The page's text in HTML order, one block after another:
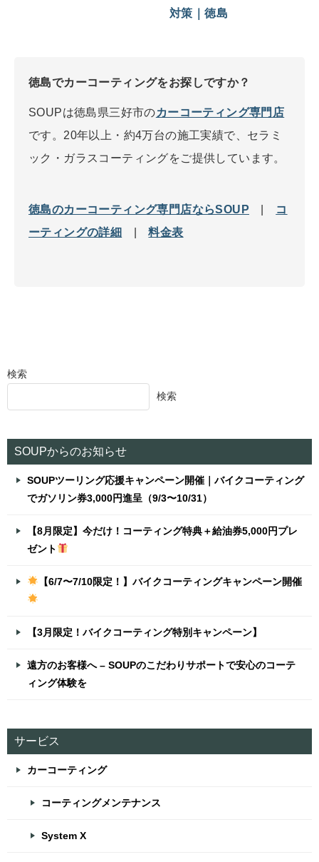
対策｜徳島
徳島でカーコーティングをお探しですか？
SOUPは徳島県三好市のカーコーティング専門店
です。20年以上・約4万台の施工実績で、セラミ
ック・ガラスコーティングをご提供しています。
徳島のカーコーティング専門店ならSOUP
コ
ーティングの詳細
|料金表
検索
検索
SOUPからのお知らせ
SOUPツーリング応援キャンペーン開催｜バイクコーティング
でガソリン券3,000円進呈（9/3〜10/31）
【8月限定】今だけ！コーティング特典＋給油券5,000円プレ
ゼント
【6/7〜7/10限定！】バイクコーティングキャンペーン開催
【3月限定！バイクコーティング特別キャンペーン】
遠方のお客様へ – SOUPのこだわりサポートで安心のコーテ
ィング体験を
サービス
カーコーティング
コーティングメンテナンス
System X